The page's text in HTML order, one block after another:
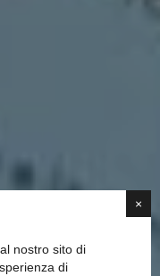
×
nostro sito di
di